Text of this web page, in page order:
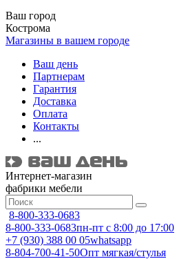
Ваш город
Кострома
Магазины в вашем городе
Ваш день
Партнерам
Гарантия
Доставка
Оплата
Контакты
...
Интернет-магазин
фабрики мебели
8-800-333-0683
8-800-333-0683пн-пт с 8:00 до 17:00
+7 (930) 388 00 05whatsapp
8-804-700-41-50Опт мягкая/стулья